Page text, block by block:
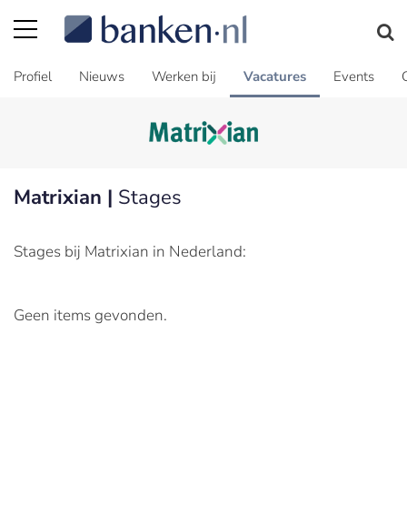
Profiel Nieuws Werken bij Vacatures Events
Matrixian | Stages
Stages bij Matrixian in Nederland:
Geen items gevonden.